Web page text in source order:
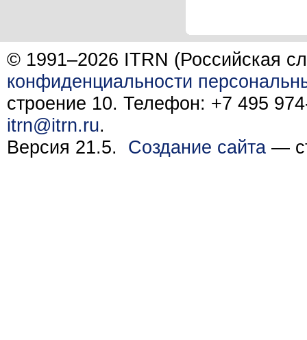
© 1991–2026 ITRN (Российская
конфиденциальности
строение 10. Телефон: +7 495
itrn@itrn.ru.
Версия 21.5. Создание сайта —